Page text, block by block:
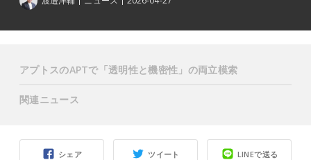
シェア ツイート LINEで送る
アプトスのAPTで「透明性と機密性」の両立模索
関連ニュース